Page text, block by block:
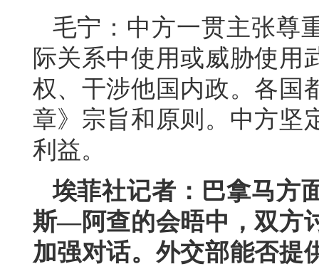
毛宁：中方一贯主张尊
际关系中使用或威胁使用
权、干涉他国内政。各国
章》宗旨和原则。中方坚
利益。
埃菲社记者：巴拿马方
斯—阿查的会晤中，双方
加强对话。外交部能否提